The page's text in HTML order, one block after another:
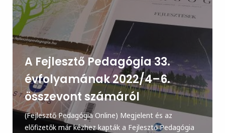
A Fejlesztő Pedagógia 33.
évfolyamának 2022/4–6.
összevont számáról
(Fejlesztő Pedagógia Online) Megjelent és az
előfizetők már kézhez kapták a Fejlesztő Pedagógia